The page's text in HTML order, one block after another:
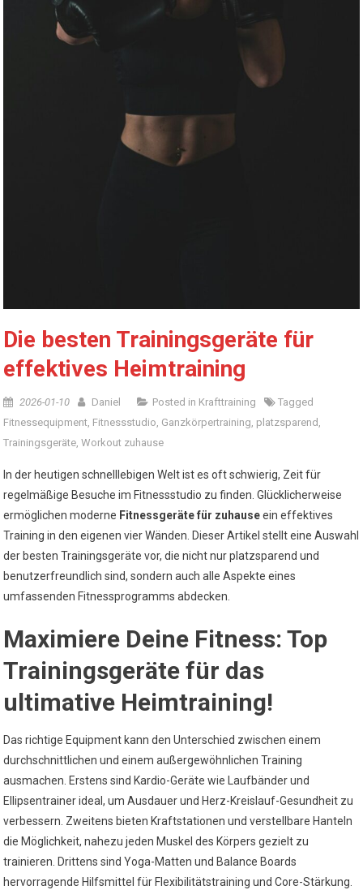
Die besten Trainingsgeräte für
effektives Heimtraining
2026-01-10 Daniel Posted in Krafttraining
Tagged
Fitnessequipment, Fitnessstudio, Ganzkörpertraining, platzsparend ,
Trainingsgeräte,Workout zuhause
In der heutigen schnelllebigen Welt ist es oft schwierig, Zeit für
regelmäßige Besuche im Fitnessstudio zu finden. Glücklicherweise
ermöglichen moderne Fitnessgeräte für zuhauseein effektives
Training in den eigenen vier Wänden. Dieser Artikel stellt eine Auswahl
der besten Trainingsgeräte vor, die nicht nur platzsparend und
benutzerfreundlich sind, sondern auch alle Aspekte eines
umfassenden Fitnessprogramms abdecken.
Maximiere Deine Fitness: Top
Trainingsgeräte für das
ultimative Heimtraining!
Das richtige Equipment kann den Unterschied zwischen einem
durchschnittlichen und einem außergewöhnlichen Training
ausmachen. Erstens sind Kardio-Geräte wie Laufbänder und
Ellipsentrainer ideal, um Ausdauer und Herz-Kreislauf-Gesundheit zu
verbessern. Zweitens bieten Kraftstationen und verstellbare Hanteln
die Möglichkeit, nahezu jeden Muskel des Körpers gezielt zu
trainieren. Drittens sind Yoga-Matten und Balance Boards
hervorragende Hilfsmittel für Flexibilitätstraining und Core-Stärkung.